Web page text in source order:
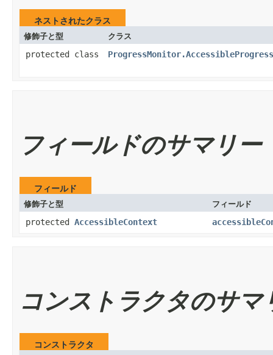
ネストされたクラス
修飾子と型
クラス
protected class
フィールドのサマリー
フィールド
修飾子と型
フィールド
protected AccessibleContext
コンストラクタのサマ
コンストラクタ